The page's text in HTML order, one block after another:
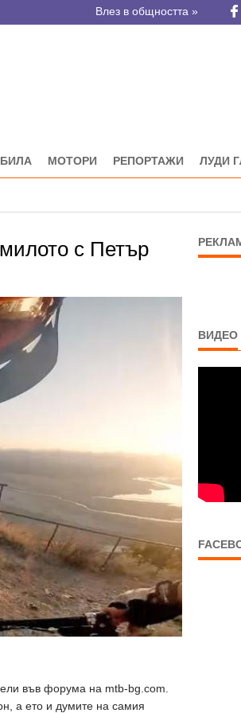
Влез в общността »
МОТОРИ РЕПОРТАЖИ ЛУДИ
с Петър
във форума на mtb-bg.com.
а ето и думите на самия
ВИДЕО